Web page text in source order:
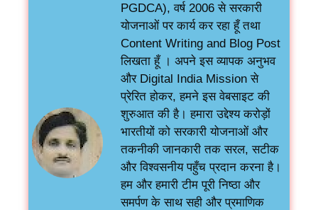
PGDCA), वर्ष 2006 से सरकारी
योजनाओं पर कार्य कर रहा हूँ तथा
Content Writing and Blog Post
लिखता हूँ । अपने इस व्यापक अनुभव
और Digital India Mission से
प्रेरित होकर, हमने इस वेबसाइट की
शुरुआत की है। हमारा उद्देश्य करोड़ों
भारतीयों को सरकारी योजनाओं और
तकनीकी जानकारी तक सरल, सटीक
और विश्वसनीय पहुँच प्रदान करना है।
हम और हमारी टीम पूरी निष्ठा और
समर्पण के साथ सही और प्रमाणिक